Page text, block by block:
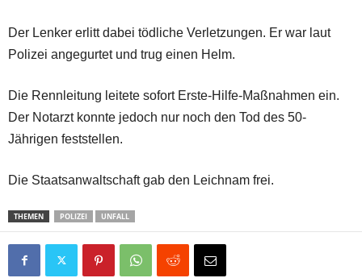
Der Lenker erlitt dabei tödliche Verletzungen. Er war laut
Polizei angegurtet und trug einen Helm.
Die Rennleitung leitete sofort Erste-Hilfe-Maßnahmen ein.
Der Notarzt konnte jedoch nur noch den Tod des 50-
Jährigen feststellen.
Die Staatsanwaltschaft gab den Leichnam frei.
THEMEN POLIZEI UNFALL